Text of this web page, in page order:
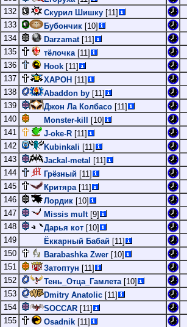
132
Скурил Шишку [11]
133
Бубончик [10]
134
Darzamat[11]
135
тёлочка[11]
136
Hook [11]
137
XAPOH [11]
138
Abaddon by [11]
139
Джон Ла Колбасо [11]
140
Monster-kill
[10]
141
J-oke-R [11]
142
Kubinkali [11]
143
Jackal-metal [11]
144
Грёзный [11]
145
Критяра[11]
146
Лордик [10]
147
Missis mult[9]
148
Дарья кот [10]
149
Ёккарный Бабай [11]
150
Barabashka Zwer [10]
151
Затоптун [11]
152
Тень_Отца_Гамлета[10]
153
Dmitry Anatolic [11]
154
SOCCAR [11]
155
Osadnik [11]